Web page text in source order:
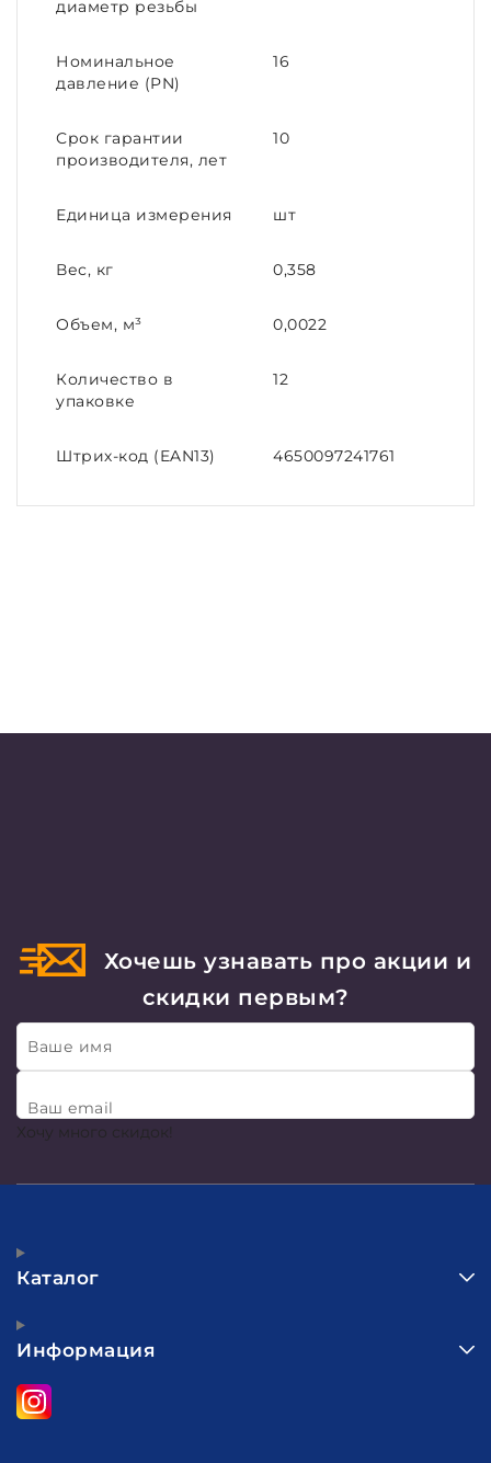
диаметр резьбы
Номинальное
давление (PN)
16
Срок гарантии
производителя, лет
10
Единица измерения шт
Вес, кг 0,358
Объем, м³ 0,0022
Количество в
упаковке
12
Штрих-код (EAN13) 4650097241761
Хочешь узнавать про акции и
скидки первым?
Ваше имя
Ваш email
Хочу много скидок!
Каталог
Информация